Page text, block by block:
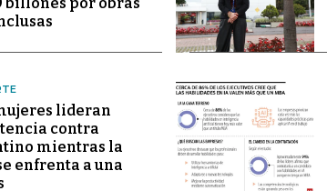
lideran
contra
mientras la
enfrenta a una